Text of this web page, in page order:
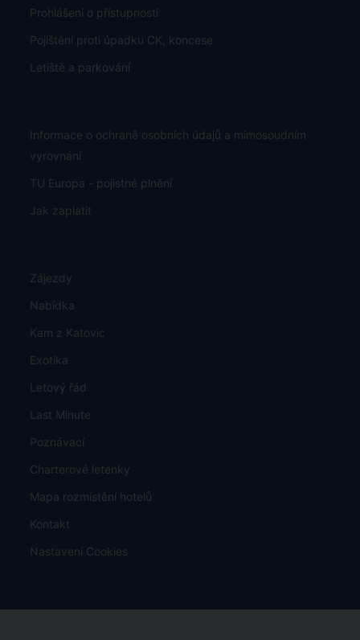
Prohlášení o přístupnosti
Pojištění proti úpadku CK, koncese
Letiště a parkování
Informace o ochraně osobních údajů a mimosoudním
vyrovnání
TU Europa - pojistné plnění
Jak zaplatit
Zájezdy
Nabídka
Kam z Katovic
Exotika
Letový řád
Last Minute
Poznávací
Charterové letenky
Mapa rozmístění hotelů
Kontakt
Nastavení Cookies